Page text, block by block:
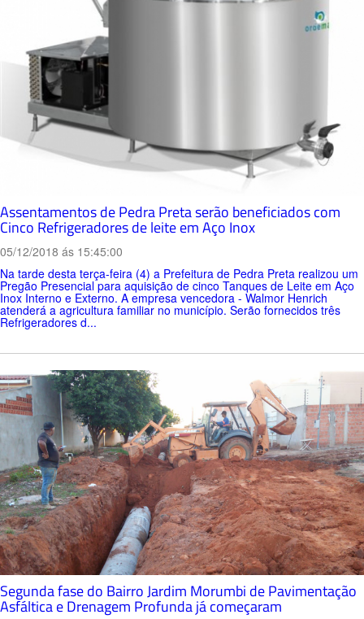
Assentamentos de Pedra Preta serão beneficiados com
Cinco Refrigeradores de leite em Aço Inox
05/12/2018 ás 15:45:00
Na tarde desta terça-feira (4) a Prefeitura de Pedra Preta realizou um
Pregão Presencial para aquisição de cinco Tanques de Leite em Aço
Inox Interno e Externo. A empresa vencedora - Walmor Henrich
atenderá a agricultura familiar no município. Serão fornecidos três
Refrigeradores d...
Segunda fase do Bairro Jardim Morumbi de Pavimentação
Asfáltica e Drenagem Profunda já começaram